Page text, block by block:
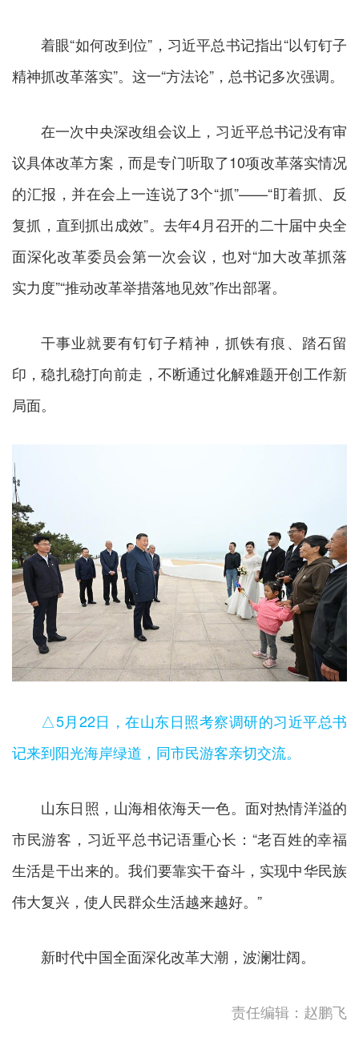
着眼“如何改到位”，习近平总书记指出“以钉钉子
精神抓改革落实”。这一“方法论”，总书记多次强调。
在一次中央深改组会议上，习近平总书记没有审
议具体改革方案，而是专门听取了10项改革落实情况
的汇报，并在会上一连说了3个“抓”——“盯着抓、反
复抓，直到抓出成效”。去年4月召开的二十届中央全
面深化改革委员会第一次会议，也对“加大改革抓落
实力度”“推动改革举措落地见效”作出部署。
干事业就要有钉钉子精神，抓铁有痕、踏石留
印，稳扎稳打向前走，不断通过化解难题开创工作新
局面。
△5月22日，在山东日照考察调研的习近平总书
记来到阳光海岸绿道，同市民游客亲切交流。
山东日照，山海相依海天一色。面对热情洋溢的
市民游客，习近平总书记语重心长：“老百姓的幸福
生活是干出来的。我们要靠实干奋斗，实现中华民族
伟大复兴，使人民群众生活越来越好。”
新时代中国全面深化改革大潮，波澜壮阔。
责任编辑：赵鹏飞